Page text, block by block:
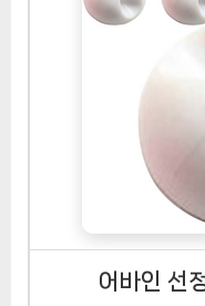
어바인 선